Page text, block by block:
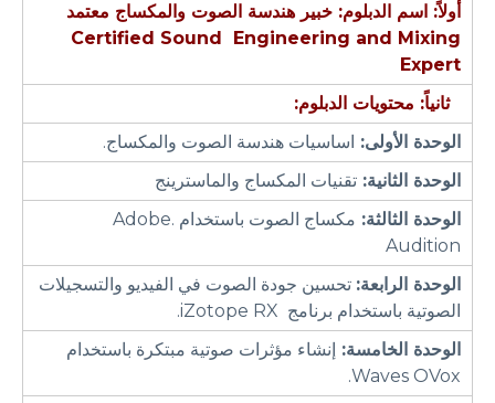
أولاً: اسم الدبلوم: خبير هندسة الصوت والمكساج معتمد
Certified Sound Engineering and Mixing
Expert
ثانياً: محتويات الدبلوم:
الوحدة الأولى: اساسيات هندسة الصوت والمكساج.
الوحدة الثانية: تقنيات المكساج والماسترينج
الوحدة الثالثة:
مكساج الصوت باستخدام .Adobe
Audition
الوحدة الرابعة: تحسين جودة الصوت في الفيديو والتسجيلات
الصوتية باستخدام برنامج iZotope RX.
الوحدة الخامسة: إنشاء مؤثرات صوتية مبتكرة باستخدام
Waves OVox.